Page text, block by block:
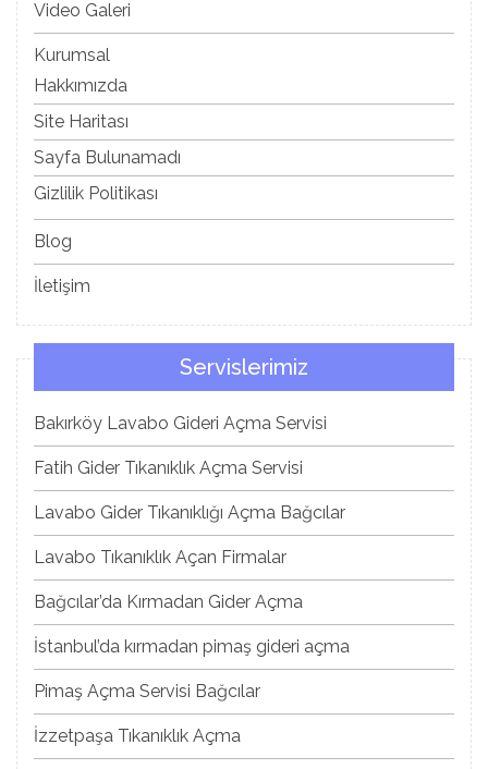
Video Galeri
Kurumsal
Hakkımızda
Site Haritası
Sayfa Bulunamadı
Gizlilik Politikası
Blog
İletişim
Servislerimiz
Bakırköy Lavabo Gideri Açma Servisi
Fatih Gider Tıkanıklık Açma Servisi
Lavabo Gider Tıkanıklığı Açma Bağcılar
Lavabo Tıkanıklık Açan Firmalar
Bağcılar’da Kırmadan Gider Açma
İstanbul’da kırmadan pimaş gideri açma
Pimaş Açma Servisi Bağcılar
İzzetpaşa Tıkanıklık Açma